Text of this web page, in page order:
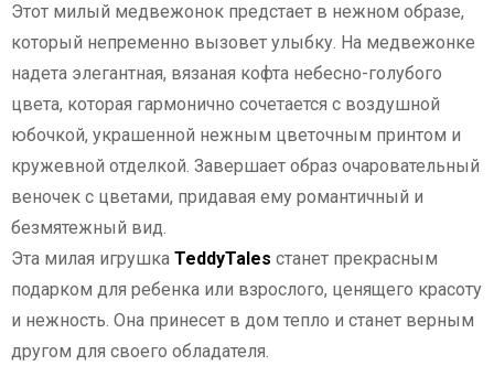
Этот милый медвежонок предстает в нежном образе,
который непременно вызовет улыбку. На медвежонке
надета элегантная, вязаная кофта небесно-голубого
цвета, которая гармонично сочетается с воздушной
юбочкой, украшенной нежным цветочным принтом и
кружевной отделкой. Завершает образ очаровательный
веночек с цветами, придавая ему романтичный и
безмятежный вид.
Эта милая игрушка TeddyTales станет прекрасным
подарком для ребенка или взрослого, ценящего красоту
и нежность. Она принесет в дом тепло и станет верным
другом для своего обладателя.